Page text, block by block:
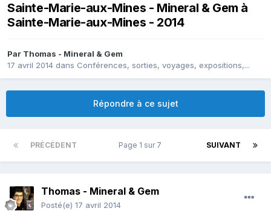
Sainte-Marie-aux-Mines - Mineral & Gem à
Sainte-Marie-aux-Mines - 2014
Par Thomas - Mineral & Gem
17 avril 2014 dans Conférences, sorties, voyages, expositions,...
Répondre à ce sujet
PRÉCÉDENT SUIVANT
Page 1 sur 7
Thomas - Mineral & Gem
Posté(e) 17 avril 2014